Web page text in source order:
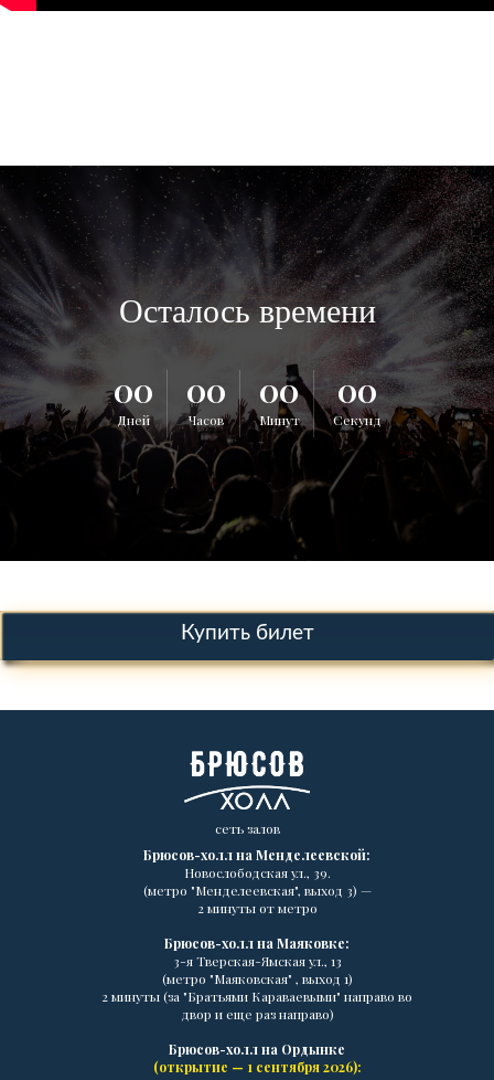
Осталось времени
00
Дней
00
Часов
00
Минут
00
Секунд
Купить билет
Брюсов-холл на Менделеевской:
Новослободская ул., 39.
(метро "Менделеевская", выход 3) —
2 минуты от метро
Брюсов-холл на Маяковке:
3-я Тверская-Ямская ул., 13
(метро "Маяковская" , выход 1)
2 минуты (за "Братьями Караваевыми" направо во
двор и еще раз направо)
Брюсов-холл на Ордынке
(открытие — 1 сентября 2026):
сеть залов